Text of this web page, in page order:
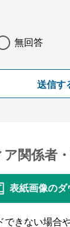
無回答
送信す
ア関係者
表紙画像のダ
できない場合